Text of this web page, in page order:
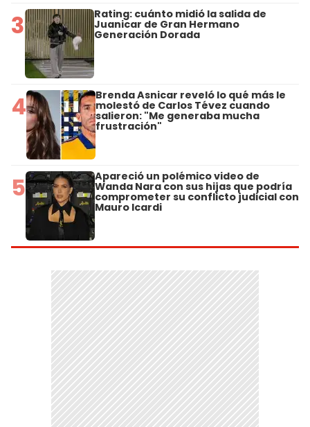
3 Rating: cuánto midió la salida de
Juanicar de Gran Hermano
Generación Dorada
4 Brenda Asnicar reveló lo qué más le
molestó de Carlos Tévez cuando
salieron: "Me generaba mucha
frustración"
5 Apareció un polémico video de
Wanda Nara con sus hijas que podría
comprometer su conflicto judicial con
Mauro Icardi